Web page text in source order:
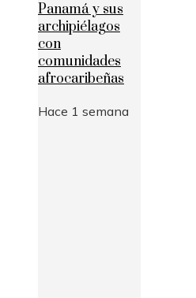
Panamá y sus
archipiélagos
con
comunidades
afrocaribeñas
Hace 1 semana